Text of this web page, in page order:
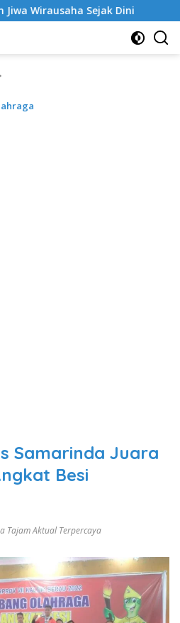
Sejak Dini GratisPol
Samarinda Juara
Besi
Tajam Aktual Terpercaya